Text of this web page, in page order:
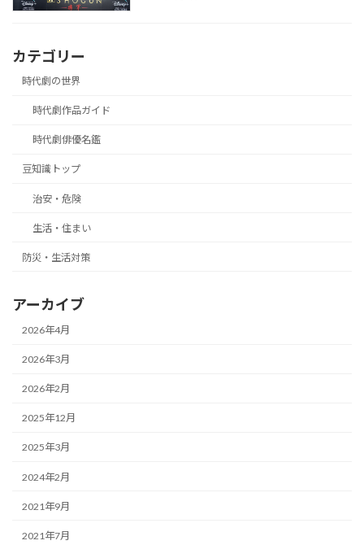
カテゴリー
時代劇の世界
時代劇作品ガイド
時代劇俳優名鑑
豆知識トップ
治安・危険
生活・住まい
防災・生活対策
アーカイブ
2026年4月
2026年3月
2026年2月
2025年12月
2025年3月
2024年2月
2021年9月
2021年7月